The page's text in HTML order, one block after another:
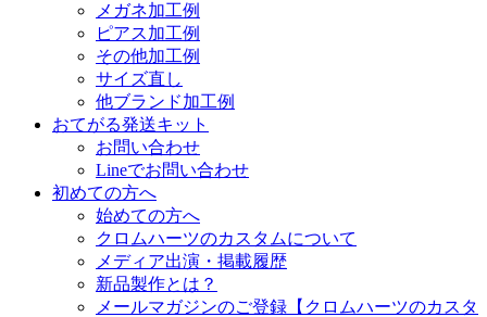
メガネ加工例
ピアス加工例
その他加工例
サイズ直し
他ブランド加工例
おてがる発送キット
お問い合わせ
Lineでお問い合わせ
初めての方へ
始めての方へ
クロムハーツのカスタムについて
メディア出演・掲載履歴
新品製作とは？
メールマガジンのご登録【クロムハーツのカスタ